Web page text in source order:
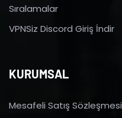
Sıralamalar
VPNSiz Discord Giriş İndir
KURUMSAL
Mesafeli Satış Sözleşmesi